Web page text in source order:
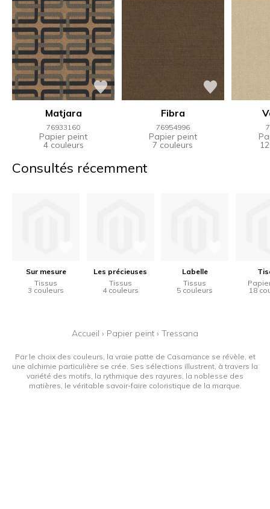
Matjara
76933160
Papier peint
4 couleurs
Fibra
76954996
Papier peint
7 couleurs
Consultés récemment
Sur mesure
Tissus
3 couleurs
Les précieuses
Tissus
4 couleurs
Labelle
Tissus
5 couleurs
18
Accueil › Papier peint › Tressana
Par le choix des couleurs, la vraie patte de Casamance se révèle, et
une alchimie particulière se crée. Ses sélections illustrent, à travers la
variété des motifs, la rythmique des rayures, la noblesse des
matières, le véritable savoir-faire coloristique de la marque.